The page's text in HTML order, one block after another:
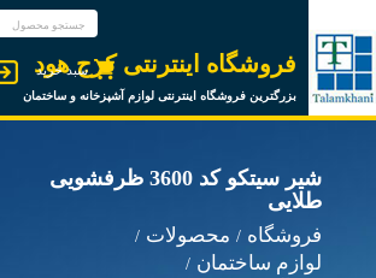
فروشگاه اینترنتی کرج هود
بزرگترین فروشگاه اینترنتی لوازم آشپزخانه و ساختمان
سبد خرید
شیر سیتکو کد 3600 ظرفشویی
طلایی
فروشگاه
محصولات
لوازم ساختمان